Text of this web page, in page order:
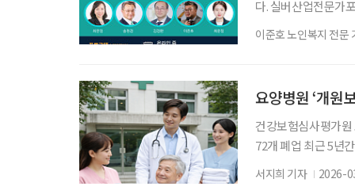
다. 실버산업전문가
고, ‘ISG 2026 리
술대회를 통해 본 -
이준호 노인복지 전문
요양병원 ‘개원
건강보험심사평가
72개 폐업 최근 5년
평가원 보건의료빅
24개 줄었다. 반면
서지희 기자 2026-